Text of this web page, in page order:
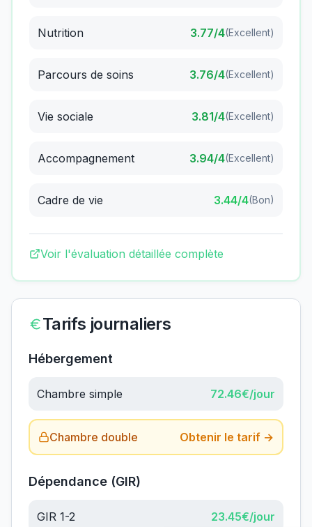
Nutrition 3.77/4(Excellent)
Parcours de soins 3.76/4(Excellent)
Vie sociale 3.81/4(Excellent)
Accompagnement 3.94/4(Excellent)
Cadre de vie 3.44/4(Bon)
Voir l'évaluation détaillée complète
Tarifs journaliers
Hébergement
Chambre simple 72.46€/jour
Chambre double Obtenir le tarif →
Dépendance (GIR)
GIR 1-2 23.45€/jour